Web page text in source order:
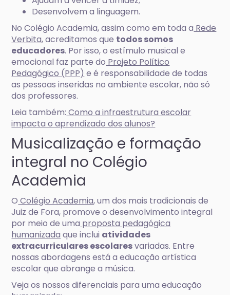
Desenvolvem a linguagem.
No Colégio Academia, assim como em toda a Rede
Verbita, acreditamos que todos somos
educadores. Por isso, o estímulo musical e
emocional faz parte do Projeto Político
Pedagógico (PPP) e é responsabilidade de todas
as pessoas inseridas no ambiente escolar, não só
dos professores.
Leia também: Como a infraestrutura escolar
impacta o aprendizado dos alunos?
Musicalização e formação
integral no Colégio
Academia
O Colégio Academia, um dos mais tradicionais de
Juiz de Fora, promove o desenvolvimento integral
por meio de uma proposta pedagógica
humanizada que inclui atividades
extracurriculares escolaresvariadas. Entre
nossas abordagens está a educação artística
escolar que abrange a música.
Veja os nossos diferenciais para uma educação